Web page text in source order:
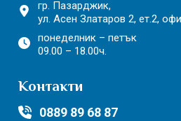
гр. Пазарджик,
ул. Асен Златаров 2, ет.2,
понеделник – петък
09.00 – 18.00ч.
Контакти
0889 89 68 87